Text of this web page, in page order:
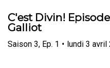
C'est Divin!
Galliot
Saison 3, Ep. 1 • lundi 3 avril